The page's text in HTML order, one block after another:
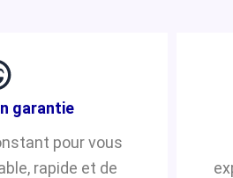
garantie
pour vous
rapide et de